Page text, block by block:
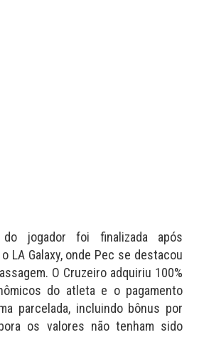
jogador foi finalizada após
LA Galaxy, onde Pec se destacou
O Cruzeiro adquiriu 100%
do atleta e o pagamento
parcelada, incluindo bônus por
os valores não tenham sido